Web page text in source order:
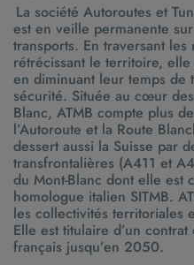
La société Autoroutes et
est en veille permanente
transports. En traversant les
rétrécissant le territoire,
en diminuant leur temps de
sécurité. Située au cœur
Blanc, ATMB compte plus
l’Autoroute et la Route
dessert aussi la Suisse par
transfrontalières (A411 et
du Mont-Blanc dont elle est
homologue italien SITMB.
les collectivités territoriales
Elle est titulaire d’un
français jusqu’en 2050.